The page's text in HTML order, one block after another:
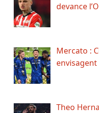
devance
Mercato :
envisagent
Theo